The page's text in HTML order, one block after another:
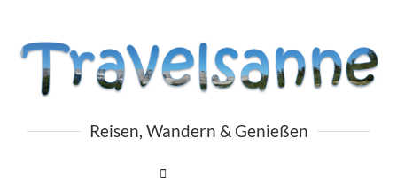
Reisen, Wandern & Genießen